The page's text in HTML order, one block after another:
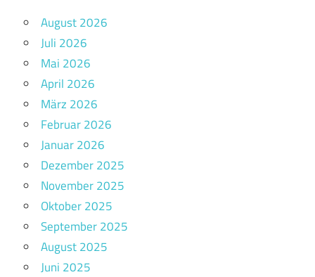
August 2026
Juli 2026
Mai 2026
April 2026
März 2026
Februar 2026
Januar 2026
Dezember 2025
November 2025
Oktober 2025
September 2025
August 2025
Juni 2025